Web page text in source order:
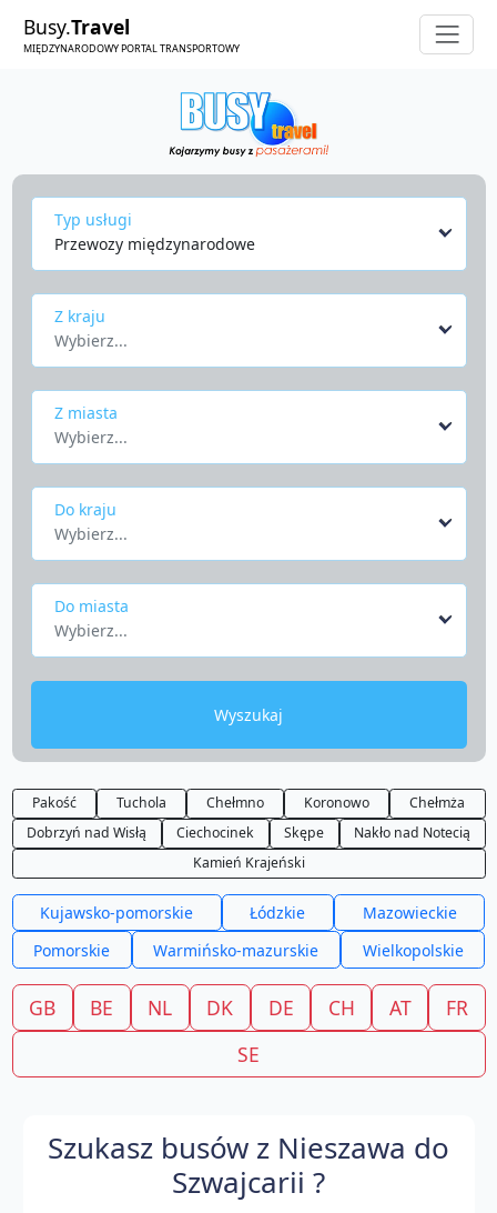
Busy.Travel
MIĘDZYNARODOWY PORTAL TRANSPORTOWY
Typ usługi
Przewozy międzynarodowe
Z kraju
Wybierz...
Z miasta
Wybierz...
Do kraju
Wybierz...
Do miasta
Wybierz...
Wyszukaj
Pakość Tuchola Chełmno Koronowo
Chełmża
Dobrzyń nad Wisłą
Ciechocinek Skępe
Nakło nad Notecią
Kamień Krajeński
Kujawsko-pomorskie Łódzkie
Mazowieckie
Pomorskie
Warmińsko-mazurskie Wielkopolskie
GB BE NL DK DE CH AT
FR
SE
Szukasz busów z Nieszawa do
Szwajcarii ?